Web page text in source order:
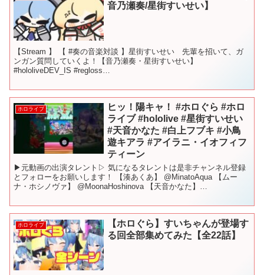
音乃瀬奏/星街すいせい】
【Stream 】 【 #奏の音楽対談 】星街すいせい 先輩を招いて、ガ
ンガン質問していくよ！【音乃瀬奏・星街すいせい】
#hololiveDEV_IS #regloss
ホロライブ
ヒッ！陽キャ！ #ホロぐら #ホロ
ライブ #hololive #星街すいせい
#天音かなた #白上フブキ #小鳥
遊キアラ #アイラニ・イオフィフ
ティーン
▶元動画の出演タレント▷ 気になるタレントは是非チャンネル登録
とフォローをお願いします！ 【湊あくあ】 @MinatoAqua 【ムー
ナ・ホシノヴァ】 @MoonaHoshinova 【天音かなた】
ホロライブ
【ホロぐら】すいちゃんが登場す
る回全部集めてみた【全22話】